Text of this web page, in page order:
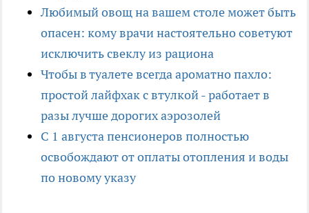
Любимый овощ на вашем столе может быть
опасен: кому врачи настоятельно советуют
исключить свеклу из рациона
Чтобы в туалете всегда ароматно пахло:
простой лайфхак с втулкой - работает в
разы лучше дорогих аэрозолей
С 1 августа пенсионеров полностью
освобождают от оплаты отопления и воды
по новому указу